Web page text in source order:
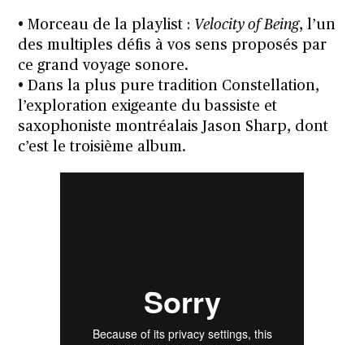
• Morceau de la playlist : Velocity of Being, l’un
des multiples défis à vos sens proposés par
ce grand voyage sonore.
• Dans la plus pure tradition Constellation,
l’exploration exigeante du bassiste et
saxophoniste montréalais Jason Sharp, dont
c’est le troisième album.